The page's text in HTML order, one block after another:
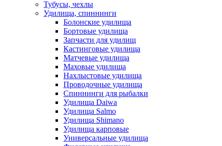
Тубусы, чехлы
Удилища, спиннинги
Болонские удилища
Бортовые удилища
Запчасти для удилищ
Кастинговые удилища
Матчевые удилища
Маховые удилища
Нахлыстовые удилища
Проводочные удилища
Спиннинги для рыбалки
Удилища Daiwa
Удилища Salmo
Удилища Shimano
Удилища карповые
Универсальные удилища